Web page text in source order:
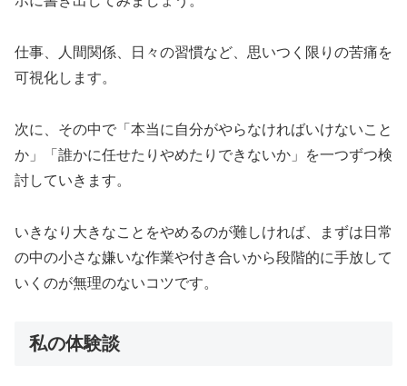
仕事、人間関係、日々の習慣など、思いつく限りの苦痛を
可視化します。
次に、その中で「本当に自分がやらなければいけないこと
か」「誰かに任せたりやめたりできないか」を一つずつ検
討していきます。
いきなり大きなことをやめるのが難しければ、まずは日常
の中の小さな嫌いな作業や付き合いから段階的に手放して
いくのが無理のないコツです。
私の体験談